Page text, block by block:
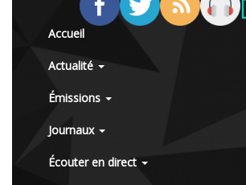
Accueil
Actualité
Émissions
Journaux
Écouter en direct